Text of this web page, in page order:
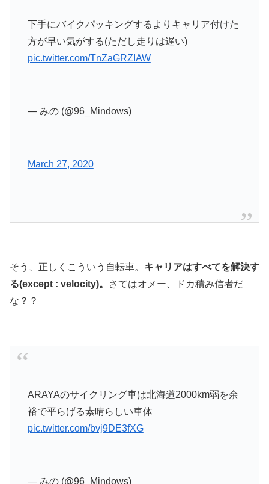
下手にバイクパッキングするよりキャリア付けた
方が早い気がする(ただし走りは遅い)
pic.twitter.com/TnZaGRZIAW
— みの (@96_Mindows)
March 27, 2020
そう、正しくこういう自転車。 キャリアはすべてを解決す
る(except : velocity)。
さてはオメー、ドカ積み信者だ
な？？
ARAYAのサイクリング車は北海道2000km弱を余
裕で平らげる素晴らしい車体
pic.twitter.com/bvj9DE3fXG
— みの (@96_Mindows)